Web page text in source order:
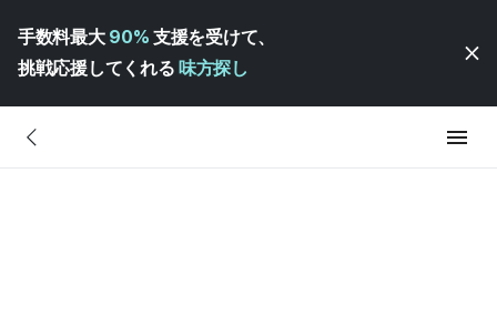
手数料最大 90% 支援を受けて、
挑戦応援してくれる 味方探し